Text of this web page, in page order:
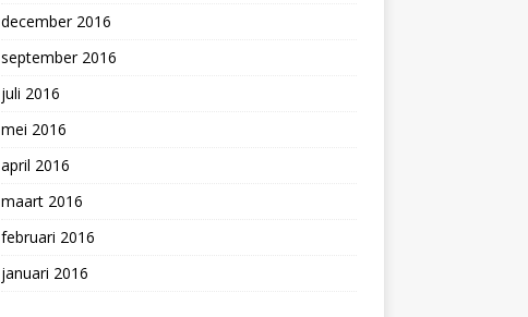
december 2016
september 2016
juli 2016
mei 2016
april 2016
maart 2016
februari 2016
januari 2016